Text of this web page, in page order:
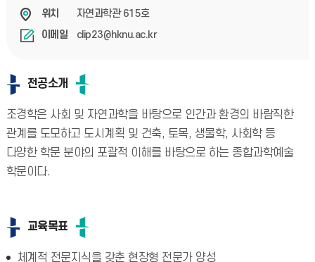
위치
자연과학관 615호
이메일
clip23@hknu.ac.kr
전공소개
조경학은 사회 및 자연과학을 바탕으로 인간과 환경의 바람직한
관계를 도모하고 도시계획 및 건축, 토목, 생물학, 사회학 등
다양한 학문 분야의 포괄적 이해를 바탕으로 하는 종합과학예술
학문이다.
교육목표
체계적 전문지식을 갖춘 현장형 전문가 양성